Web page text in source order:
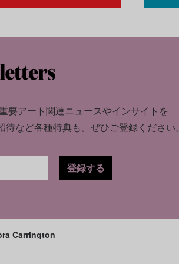
要アート関連ニュースやインサイトを
など各種特典も。 ぜひご登録ください。
登録する
Carrington